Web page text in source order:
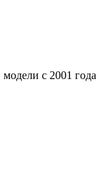
с 2001 года